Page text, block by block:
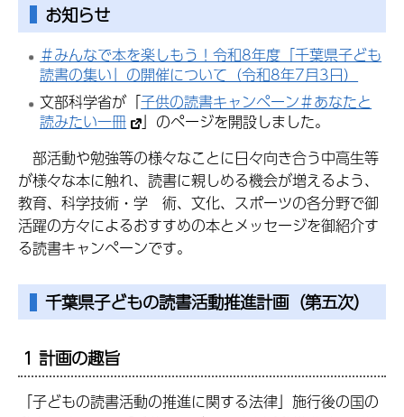
お知らせ
＃みんなで本を楽しもう！令和8年度「千葉県子ども
読書の集い」の開催について（令和8年7月3日）
文部科学省が「子供の読書キャンペーン＃あなたと
読みたい一冊
」のページを開設しました。
部活動や勉強等の様々なことに日々向き合う中高生等
が様々な本に触れ、読書に親しめる機会が増えるよう、
教育、科学技術・学 術、文化、スポーツの各分野で御
活躍の方々によるおすすめの本とメッセージを御紹介す
る読書キャンペーンです。
千葉県子どもの読書活動推進計画（第五次）
1 計画の趣旨
「子どもの読書活動の推進に関する法律」施行後の国の